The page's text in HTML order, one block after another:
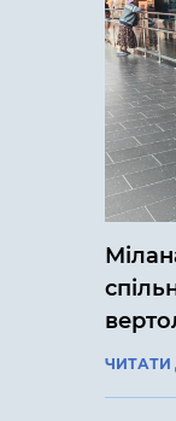
ЧИТАТИ